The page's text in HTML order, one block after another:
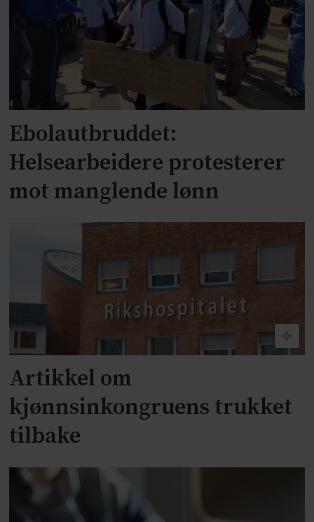
Ebolautbruddet:
Helsearbeidere protesterer
mot manglende lønn
Artikkel om
kjønnsinkongruens trukket
tilbake